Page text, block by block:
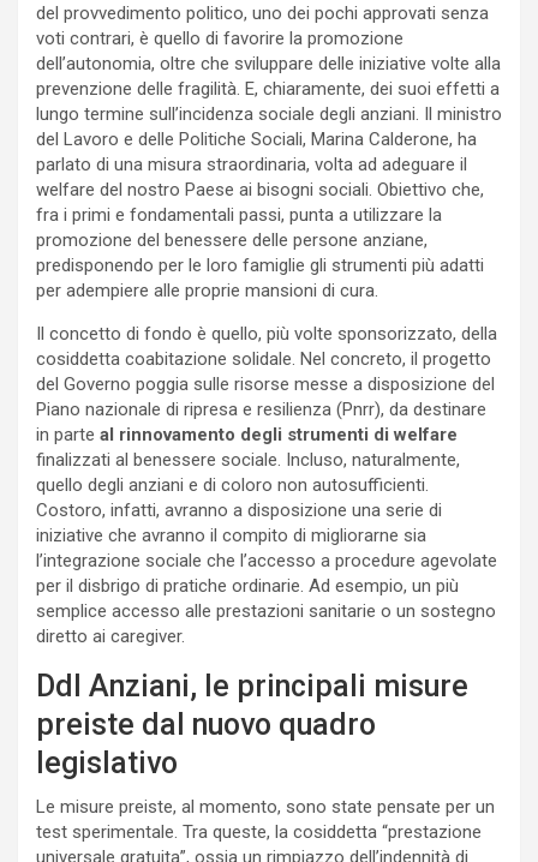
del provvedimento politico, uno dei pochi approvati senza
voti contrari, è quello di favorire la promozione
dell’autonomia, oltre che sviluppare delle iniziative volte alla
prevenzione delle fragilità. E, chiaramente, dei suoi effetti a
lungo termine sull’incidenza sociale degli anziani. Il ministro
del Lavoro e delle Politiche Sociali, Marina Calderone, ha
parlato di una misura straordinaria, volta ad adeguare il
welfare del nostro Paese ai bisogni sociali. Obiettivo che,
fra i primi e fondamentali passi, punta a utilizzare la
promozione del benessere delle persone anziane,
predisponendo per le loro famiglie gli strumenti più adatti
per adempiere alle proprie mansioni di cura.
Il concetto di fondo è quello, più volte sponsorizzato, della
cosiddetta coabitazione solidale. Nel concreto, il progetto
del Governo poggia sulle risorse messe a disposizione del
Piano nazionale di ripresa e resilienza (Pnrr), da destinare
in parte al rinnovamento degli strumenti di welfare
finalizzati al benessere sociale. Incluso, naturalmente,
quello degli anziani e di coloro non autosufficienti.
Costoro, infatti, avranno a disposizione una serie di
iniziative che avranno il compito di migliorarne sia
l’integrazione sociale che l’accesso a procedure agevolate
per il disbrigo di pratiche ordinarie. Ad esempio, un più
semplice accesso alle prestazioni sanitarie o un sostegno
diretto ai caregiver.
Ddl Anziani, le principali misure
preiste dal nuovo quadro
legislativo
Le misure preiste, al momento, sono state pensate per un
test sperimentale. Tra queste, la cosiddetta “prestazione
universale gratuita”, ossia un rimpiazzo dell’indennità di